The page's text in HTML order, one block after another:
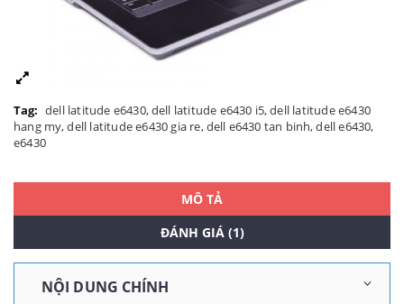
Tag: dell latitude e6430,dell latitude e6430 i5,dell latitude e6430
hang my,dell latitude e6430 gia re,dell e6430 tan binh,dell e6430,
e6430
MÔ TẢ
ĐÁNH GIÁ (1)
NỘI DUNG CHÍNH